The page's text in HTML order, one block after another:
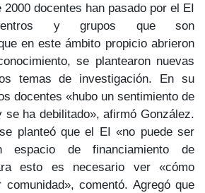
2000 docentes han pasado por el EI
y grupos que son
en este ámbito propicio abrieron
se plantearon nuevas
temas de investigación. En su
docentes «hubo un sentimiento de
se ha debilitado», afirmó González.
planteó que el EI «no puede ser
de financiamiento de
esto es necesario ver «cómo
comentó. Agregó que